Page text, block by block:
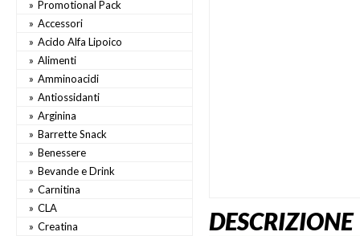
Promotional Pack
Accessori
Acido Alfa Lipoico
Alimenti
Amminoacidi
Antiossidanti
Arginina
Barrette Snack
Benessere
Bevande e Drink
Carnitina
CLA
Creatina
DESCRIZIONE